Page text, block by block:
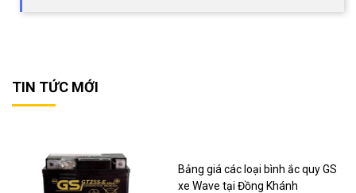
TIN TỨC MỚI
Bảng giá các loại bình ắc quy GS
xe Wave tại Đồng Khánh